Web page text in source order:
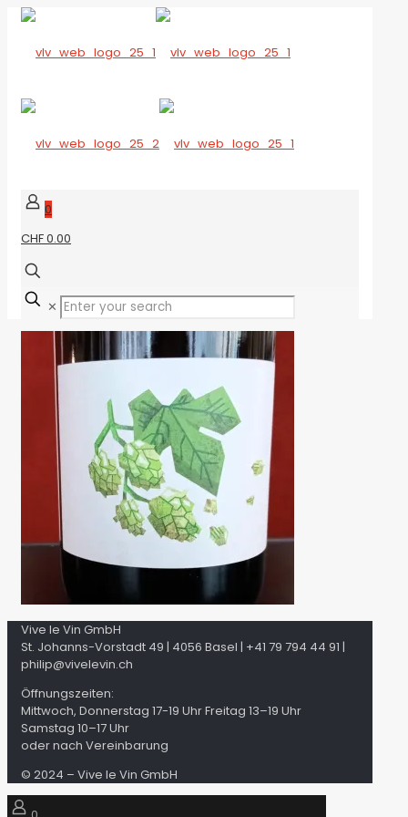
0
CHF 0.00
✕
Vive le Vin GmbH
St. Johanns-Vorstadt 49 | 4056 Basel | +41 79 794 44 91 |
philip@vivelevin.ch
Öffnungszeiten:
Mittwoch, Donnerstag 17-19 Uhr Freitag 13–19 Uhr
Samstag 10–17 Uhr
oder nach Vereinbarung
© 2024 – Vive le Vin GmbH